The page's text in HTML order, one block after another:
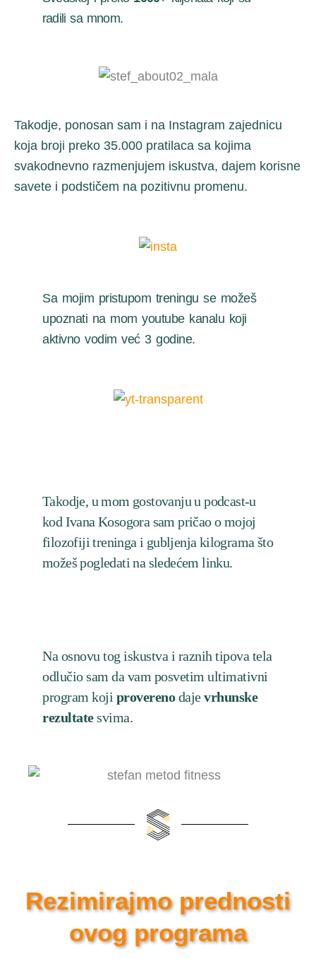
radili sa mnom.
Takodje, ponosan sam i na Instagram zajednicu
koja broji preko 35.000 pratilaca sa kojima
svakodnevno razmenjujem iskustva, dajem korisne
savete i podstičem na pozitivnu promenu.
Sa mojim pristupom treningu se možeš
upoznati na mom youtube kanalu koji
aktivno vodim već 3 godine.
Takodje, u mom gostovanju u podcast-u
kod Ivana Kosogora sam pričao o mojoj
filozofiji treninga i gubljenja kilograma što
možeš pogledati na sledećem linku.
Na osnovu tog iskustva i raznih tipova tela
odlučio sam da vam posvetim ultimativni
program koji proverenodajevrhunske
rezultatesvima.
Rezimirajmo prednosti
ovog programa